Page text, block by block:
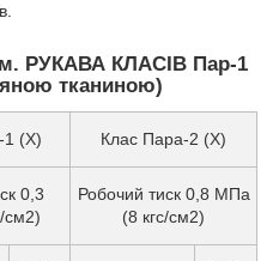
РУКАВА КЛАСІВ Пар-1
тканиною)
1 (X) Клас Пара-2 (X)
0,3
см2)
Робочий тиск 0,8 МПа
(8 кгс/см2)